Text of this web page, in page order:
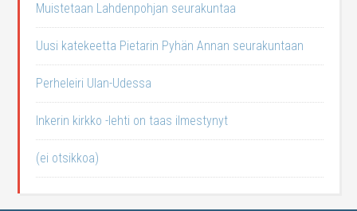
Muistetaan Lahdenpohjan seurakuntaa
Uusi katekeetta Pietarin Pyhän Annan seurakuntaan
Perheleiri Ulan-Udessa
Inkerin kirkko -lehti on taas ilmestynyt
(ei otsikkoa)